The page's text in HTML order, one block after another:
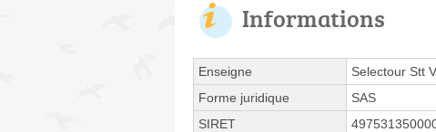
Informations
Enseigne
Selectour Stt
Forme juridique
SAS
SIRET